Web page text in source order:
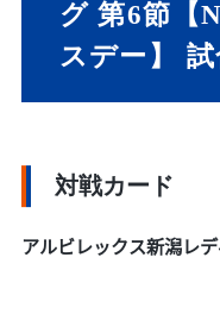
グ 第6節【
スデー】
対戦カード
アルビレックス新潟レ